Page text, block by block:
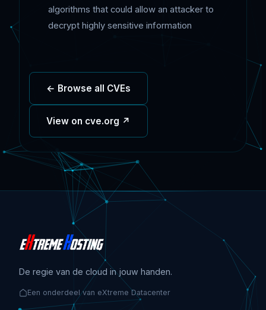
algorithms that could allow an attacker to
decrypt highly sensitive information
← Browse all CVEs
View on cve.org ↗
De regie van de cloud in jouw handen.
Een onderdeel van eXtreme Datacenter